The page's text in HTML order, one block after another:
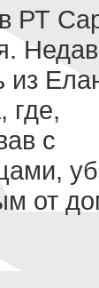
РТ
из
где,
с
от